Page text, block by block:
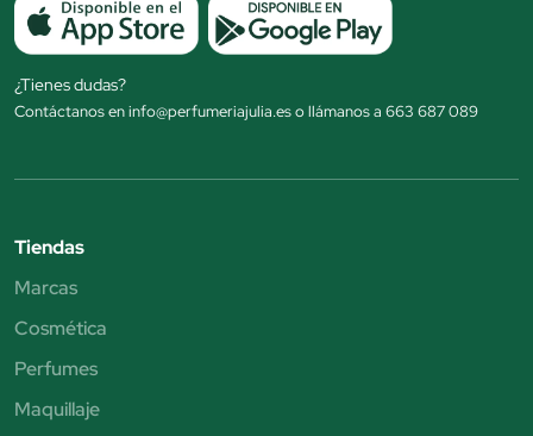
¿Tienes dudas?
Contáctanos en info@perfumeriajulia.es o llámanos a 663 687 089
Tiendas
Marcas
Cosmética
Perfumes
Maquillaje